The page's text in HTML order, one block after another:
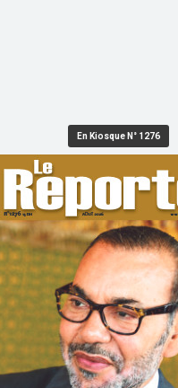
En Kiosque N° 1276